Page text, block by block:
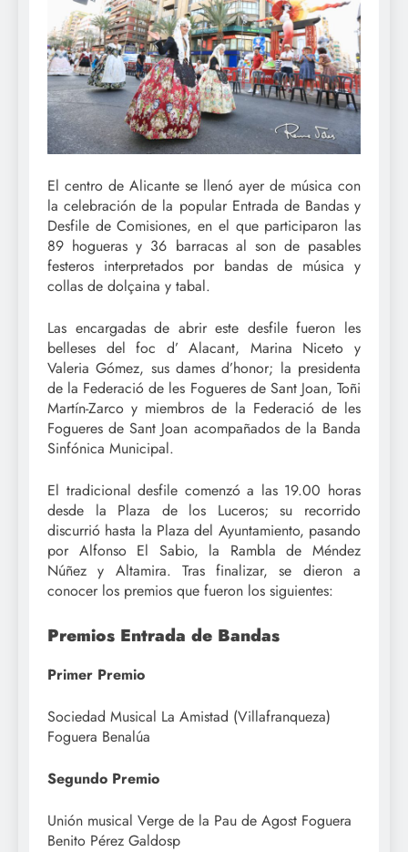
El centro de Alicante se llenó ayer de música con
la celebración de la popular Entrada de Bandas y
Desfile de Comisiones, en el que participaron las
89 hogueras y 36 barracas al son de pasables
festeros interpretados por bandas de música y
collas de dolçaina y tabal.
Las encargadas de abrir este desfile fueron les
belleses del foc d’ Alacant, Marina Niceto y
Valeria Gómez, sus dames d’honor; la presidenta
de la Federació de les Fogueres de Sant Joan, Toñi
Martín-Zarco y miembros de la Federació de les
Fogueres de Sant Joan acompañados de la Banda
Sinfónica Municipal.
El tradicional desfile comenzó a las 19.00 horas
desde la Plaza de los Luceros; su recorrido
discurrió hasta la Plaza del Ayuntamiento, pasando
por Alfonso El Sabio, la Rambla de Méndez
Núñez y Altamira. Tras finalizar, se dieron a
conocer los premios que fueron los siguientes:
Premios Entrada de Bandas
Primer Premio
Sociedad Musical La Amistad (Villafranqueza)
Foguera Benalúa
Segundo Premio
Unión musical Verge de la Pau de Agost Foguera
Benito Pérez Galdosp